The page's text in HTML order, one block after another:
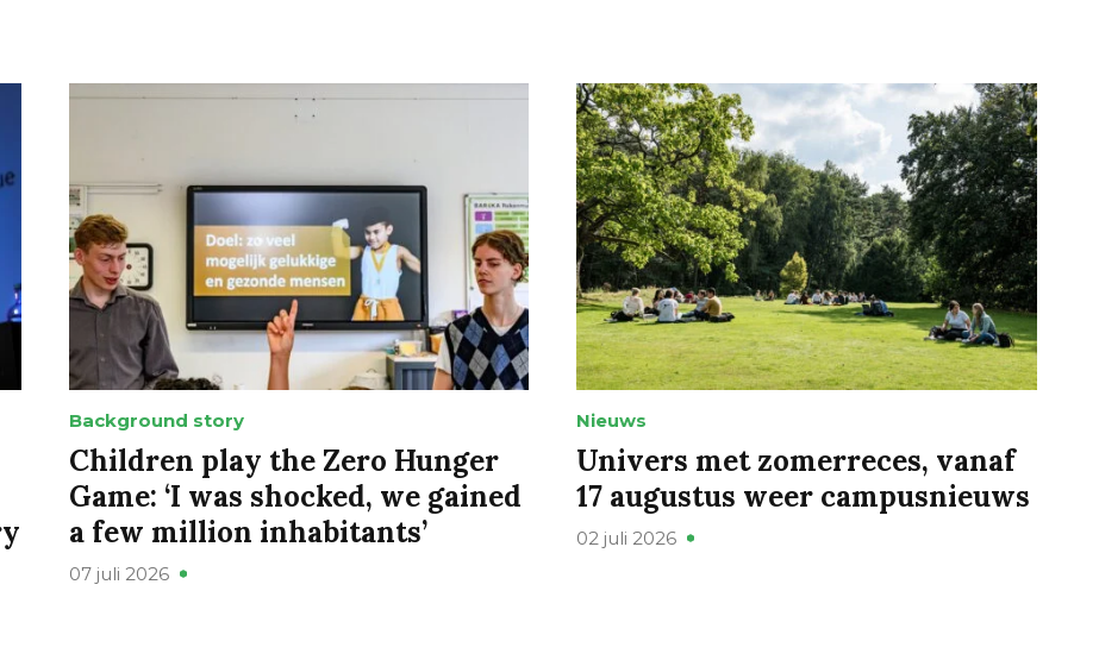
Background story
Children play the Zero Hunger
Game: ‘I was shocked, we gained
a few million inhabitants’
07 juli 2026
Nieuws
Univers met zomerreces, vanaf
17 augustus weer campusnieuws
02 juli 2026